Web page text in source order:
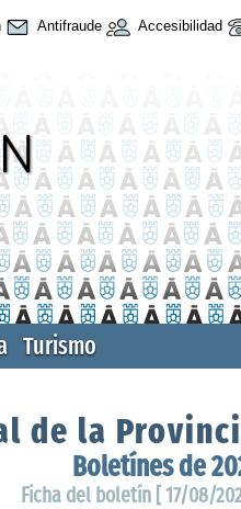
Antifraude Accesibilidad
Turismo
de la
Boletínes de
Ficha del boletín [ 17/08/